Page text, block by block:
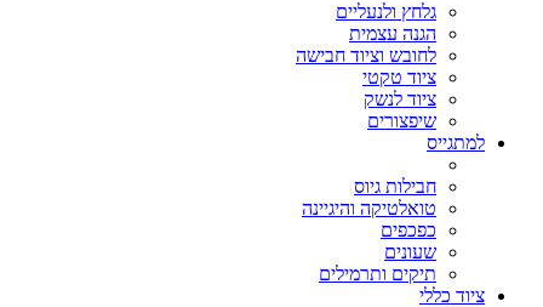
גלחץ ולנעליים
הגנה עצמית
לחובש וציוד חבישה
ציוד טקטי
ציוד לנשק
שיפצורים
למתגייס
חבילות גיוס
טואלטיקה והיגיינה
כפכפים
שעונים
תיקים ותרמילים
ציוד כללי